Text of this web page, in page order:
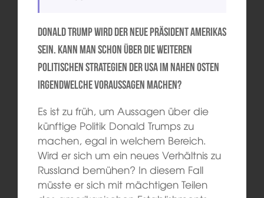
Donald Trump wird der neue Präsident Amerikas
sein. Kann man schon über die weiteren
politischen Strategien der USA im Nahen Osten
irgendwelche Voraussagen machen?
Es ist zu früh, um Aussagen über die
künftige Politik Donald Trumps zu
machen, egal in welchem Bereich.
Wird er sich um ein neues Verhältnis zu
Russland bemühen? In diesem Fall
müsste er sich mit mächtigen Teilen